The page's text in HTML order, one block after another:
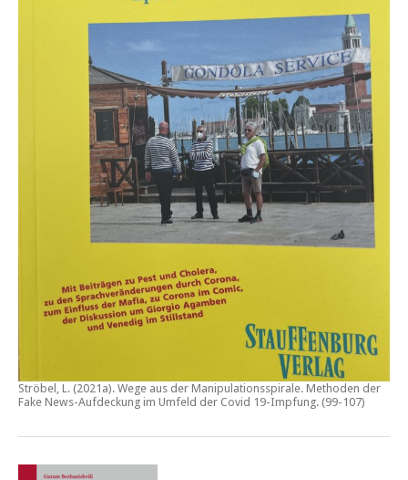
Ströbel, L. (2021a). Wege aus der Manipulationsspirale. Methoden der
Fake News-Aufdeckung im Umfeld der Covid 19-Impfung. (99-107)